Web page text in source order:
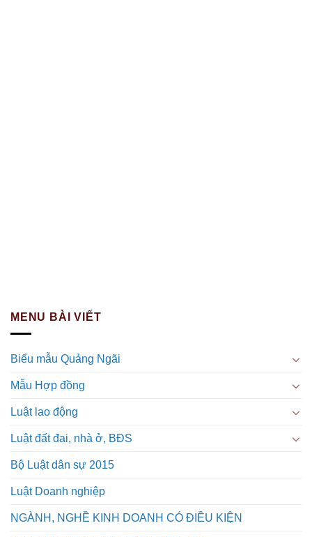
MENU BÀI VIẾT
Biểu mẫu Quảng Ngãi
Mẫu Hợp đồng
Luật lao động
Luật đất đai, nhà ở, BĐS
Bộ Luật dân sự 2015
Luật Doanh nghiệp
NGÀNH, NGHỀ KINH DOANH CÓ ĐIỀU KIỆN